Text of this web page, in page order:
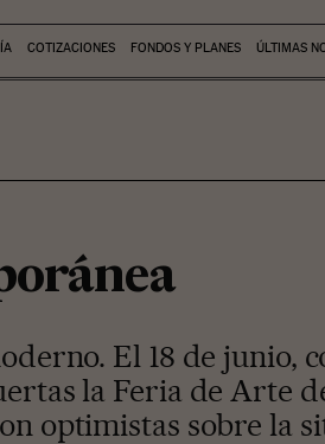
COTIZACIONES FONDOS Y PLANES ÚLTIMAS
El 18 de junio,
la Feria de Arte
optimistas sobre la